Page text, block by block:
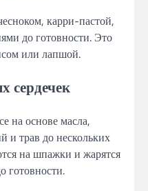
карри-пастой,
до готовности. Это
или лапшой.
на основе масла,
и трав до нескольких
на шпажки и жарятся
готовности.